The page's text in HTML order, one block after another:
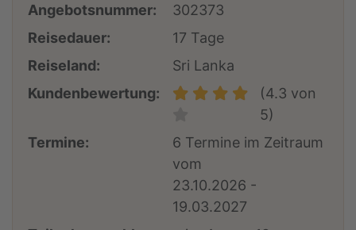
Angebotsnummer:
302373
Reisedauer:
17 Tage
Reiseland:
Sri Lanka
Kundenbewertung:
(4.3 von
5)
Termine:
6 Termine im Zeitraum
vom
23.10.2026 -
19.03.2027